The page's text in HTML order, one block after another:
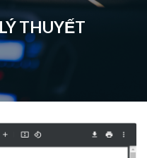
THUYẾT